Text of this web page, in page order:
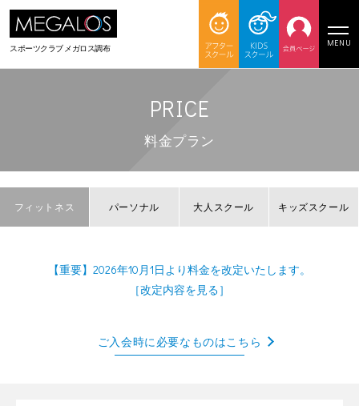
スポーツクラブメガロス調布
MENU
PRICE
料金プラン
フィットネス パーソナル 大人スクール キッズスクール
【重要】2026年10月1日より料金を改定いたします。
［改定内容を見る］
ご入会時に必要なものはこちら